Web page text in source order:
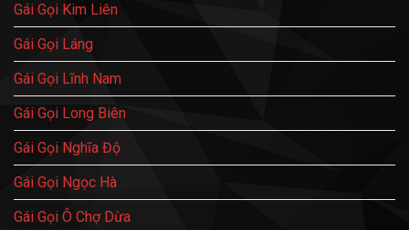
Gái Gọi Kim Liên
Gái Gọi Láng
Gái Gọi Lĩnh Nam
Gái Gọi Long Biên
Gái Gọi Nghĩa Độ
Gái Gọi Ngọc Hà
Gái Gọi Ô Chợ Dừa